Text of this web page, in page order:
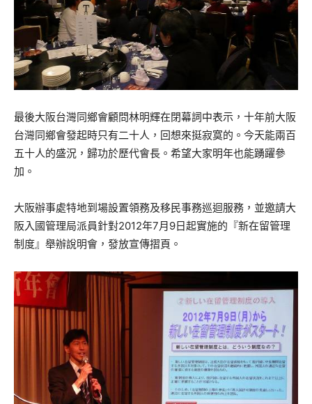
最後大阪台灣同鄉會顧問林明輝在閉幕詞中表示，十年前大阪
台灣同鄉會發起時只有二十人，回想來挺寂寞的。今天能兩百
五十人的盛況，歸功於歷代會長。希望大家明年也能踴躍參
加。
大阪辦事處特地到場設置領務及移民事務巡迴服務，並邀請大
阪入國管理局派員針對2012年7月9日起實施的『新在留管理
制度』舉辦說明會，發放宣傳摺頁。